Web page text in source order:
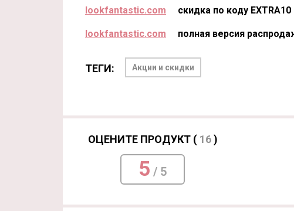
lookfantastic.com скидка по коду EXTRA10
lookfantastic.com полная версия
ТЕГИ: Акции и скидки
ОЦЕНИТЕ ПРОДУКТ ( 16)
5 / 5